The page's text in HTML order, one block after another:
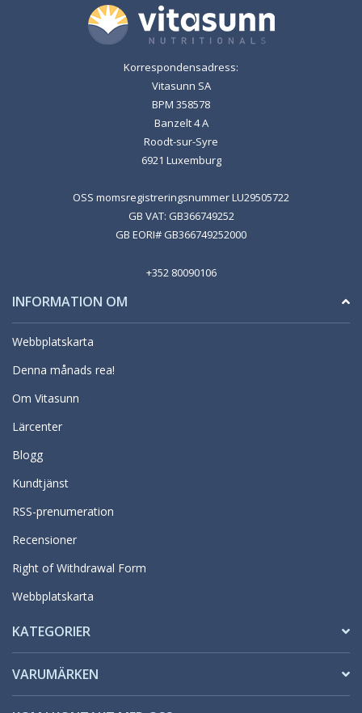
Korrespondensadress:
Vitasunn SA
BPM 358578
Banzelt 4 A
Roodt-sur-Syre
6921 Luxemburg
OSS momsregistreringsnummer LU29505722
GB VAT: GB366749252
GB EORI# GB366749252000
+352 80090106
INFORMATION OM
Webbplatskarta
Denna månads rea!
Om Vitasunn
Lärcenter
Blogg
Kundtjänst
RSS-prenumeration
Recensioner
Right of Withdrawal Form
Webbplatskarta
KATEGORIER
VARUMÄRKEN